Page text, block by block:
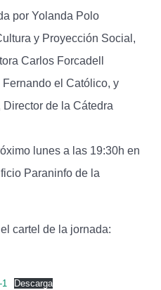
por Yolanda Polo
y Proyección Social,
Carlos Forcadell
el Católico, y
de la Cátedra
lunes a las 19:30h en
Paraninfo de la
cartel de la jornada:
1 Descarga